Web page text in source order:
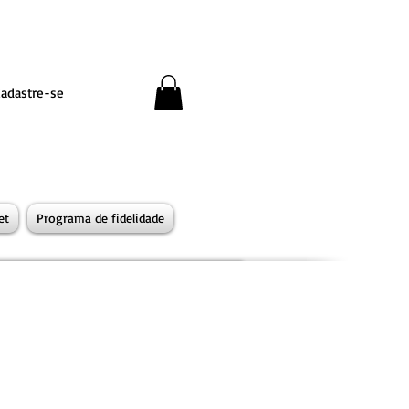
se
Programa de fidelidade